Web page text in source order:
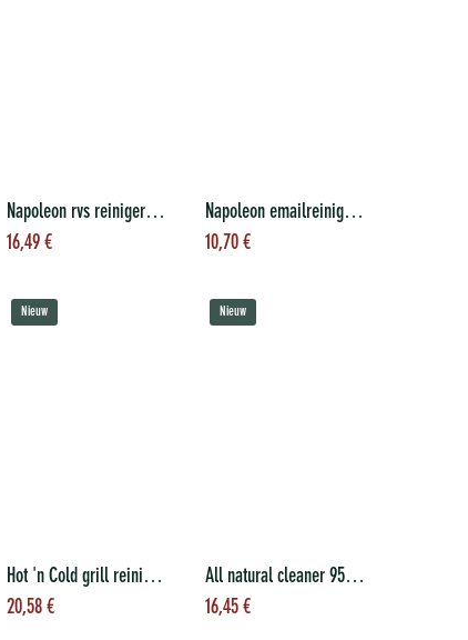
Toevoegen aan
winkelwagen
Napoleon rvs reiniger 500 ml
16,49 €
Toevoegen aan
winkelwagen
Napoleon emailreiniger 500 ml
10,70€
Nieuw
Toevoegen aan
winkelwagen
Hot 'n Cold grill reinigingsborstel
20,58 €
Nieuw
Toevoegen aan
winkelwagen
All natural cleaner 950 ml
16,45€